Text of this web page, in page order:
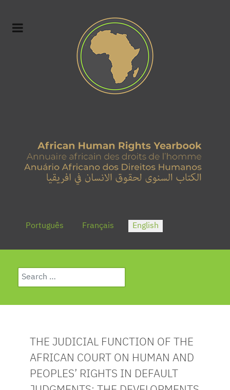
Select your language
Português Français English
Search
THE JUDICIAL FUNCTION OF THE
AFRICAN COURT ON HUMAN AND
PEOPLES’ RIGHTS IN DEFAULT